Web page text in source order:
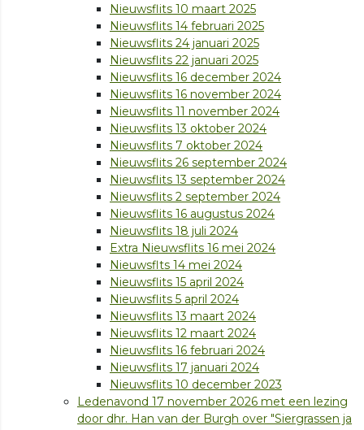
Nieuwsflits 10 maart 2025
Nieuwsflits 14 februari 2025
Nieuwsflits 24 januari 2025
Nieuwsflits 22 januari 2025
Nieuwsflits 16 december 2024
Nieuwsflits 16 november 2024
Nieuwsflits 11 november 2024
Nieuwsflits 13 oktober 2024
Nieuwsflits 7 oktober 2024
Nieuwsflits 26 september 2024
Nieuwsflits 13 september 2024
Nieuwsflits 2 september 2024
Nieuwsflits 16 augustus 2024
Nieuwsflits 18 juli 2024
Extra Nieuwsflits 16 mei 2024
Nieuwsflts 14 mei 2024
Nieuwsflits 15 april 2024
Nieuwsflits 5 april 2024
Nieuwsflits 13 maart 2024
Nieuwsflits 12 maart 2024
Nieuwsflits 16 februari 2024
Nieuwsflits 17 januari 2024
Nieuwsflits 10 december 2023
Ledenavond 17 november 2026 met een lezing
door dhr. Han van der Burgh over "Siergrassen ja